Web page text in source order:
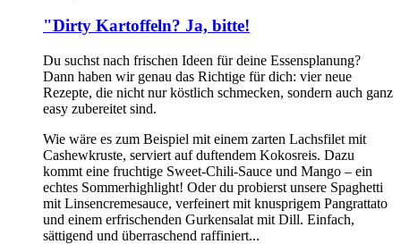
"Dirty Kartoffeln? Ja, bitte!
Du suchst nach frischen Ideen für deine Essensplanung?
Dann haben wir genau das Richtige für dich: vier neue
Rezepte, die nicht nur köstlich schmecken, sondern auch ganz
easy zubereitet sind.
Wie wäre es zum Beispiel mit einem zarten Lachsfilet mit
Cashewkruste, serviert auf duftendem Kokosreis. Dazu
kommt eine fruchtige Sweet-Chili-Sauce und Mango – ein
echtes Sommerhighlight! Oder du probierst unsere Spaghetti
mit Linsencremesauce, verfeinert mit knusprigem Pangrattato
und einem erfrischenden Gurkensalat mit Dill. Einfach,
sättigend und überraschend raffiniert...